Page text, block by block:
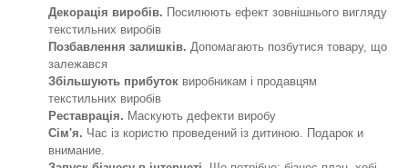
Декорація виробів. Посилюють ефект зовнішнього вигляду
текстильних виробів
Позбавлення залишків. Допомагають позбутися товару, що
залежався
Збільшують прибуток виробникам і продавцям
текстильних виробів
Реставрація. Маскують дефекти виробу
Сім'я. Час із користю проведений із дитиною. Подарок и
внимание.